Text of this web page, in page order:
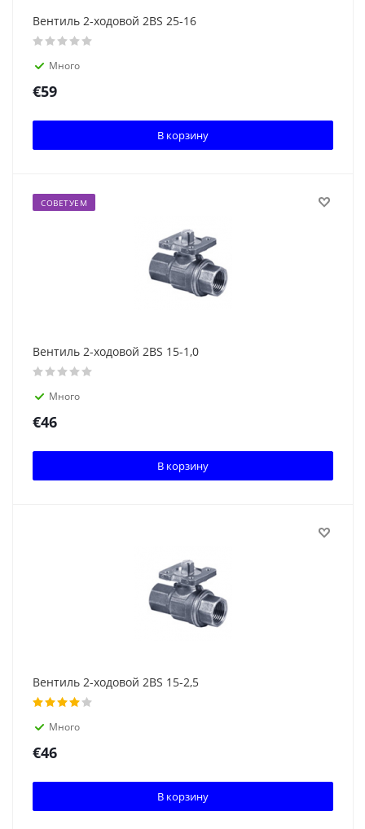
Вентиль 2-ходовой 2BS 25-16
Много
€59
В корзину
СОВЕТУЕМ
Вентиль 2-ходовой 2BS 15-1,0
Много
€46
В корзину
Вентиль 2-ходовой 2BS 15-2,5
Много
€46
В корзину